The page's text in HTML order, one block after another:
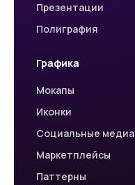
Презентации
Полиграфия
Графика
Мокапы
Иконки
Социальные медиа
Маркетплейсы
Паттерны